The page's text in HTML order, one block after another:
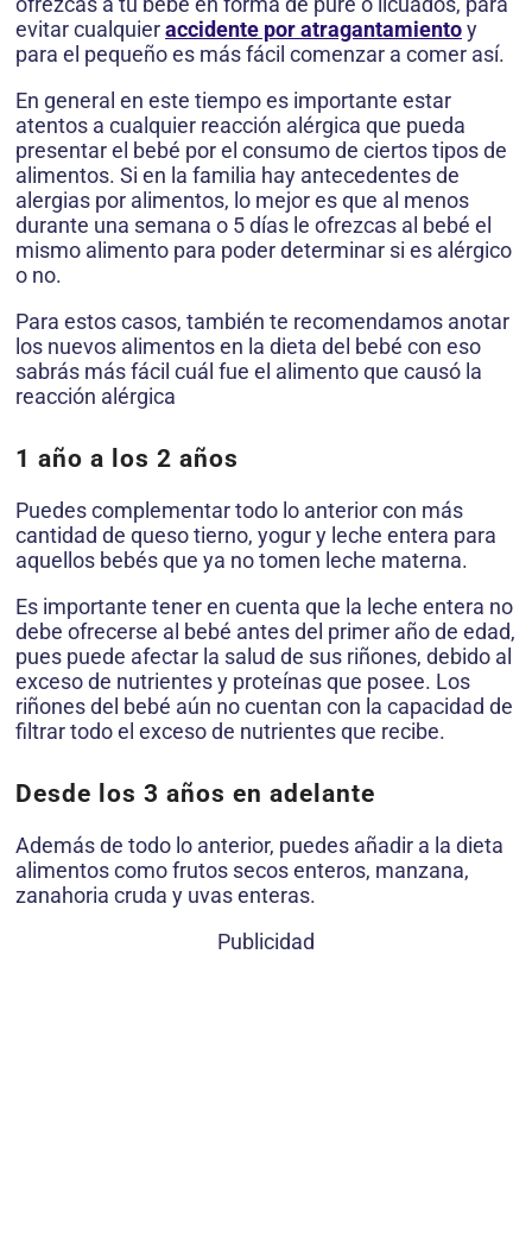
evitar cualquieraccidente por atragantamientoy
para el pequeño es más fácil comenzar a comer así.
En general en este tiempo es importante estar
atentos a cualquier reacción alérgica que pueda
presentar el bebé por el consumo de ciertos tipos de
alimentos. Si en la familia hay antecedentes de
alergias por alimentos, lo mejor es que al menos
durante una semana o 5 días le ofrezcas al bebé el
mismo alimento para poder determinar si es alérgico
o no.
Para estos casos, también te recomendamos anotar
los nuevos alimentos en la dieta del bebé con eso
sabrás más fácil cuál fue el alimento que causó la
reacción alérgica
1 año a los 2 años
Puedes complementar todo lo anterior con más
cantidad de queso tierno, yogur y leche entera para
aquellos bebés que ya no tomen leche materna.
Es importante tener en cuenta que la leche entera no
debe ofrecerse al bebé antes del primer año de edad,
pues puede afectar la salud de sus riñones, debido al
exceso de nutrientes y proteínas que posee. Los
riñones del bebé aún no cuentan con la capacidad de
filtrar todo el exceso de nutrientes que recibe.
Desde los 3 años en adelante
Además de todo lo anterior, puedes añadir a la dieta
alimentos como frutos secos enteros, manzana,
zanahoria cruda y uvas enteras.
Publicidad